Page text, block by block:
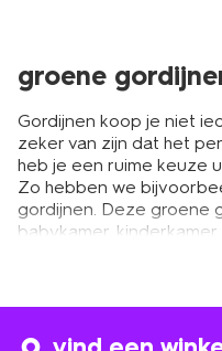
groene
Gordijnen koop je niet
zeker van zijn dat het
heb je een ruime keuze
Zo hebben we
gordijnen. Deze groene
babykamer,
Daar tover je iedere